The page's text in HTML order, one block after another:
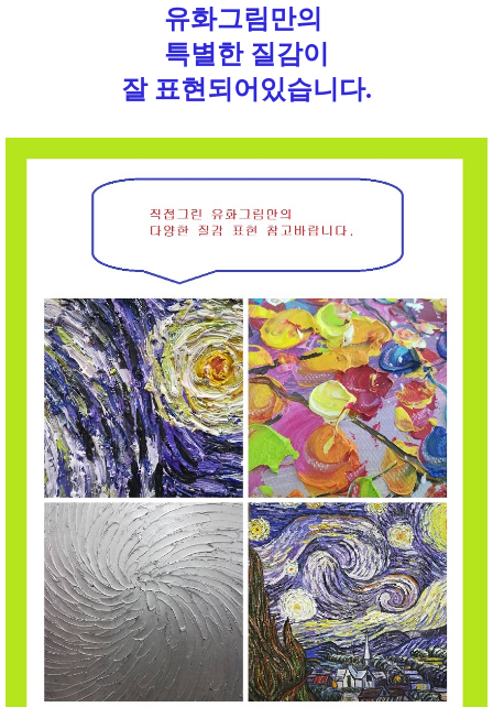
유화그림만의
특별한 질감이
잘 표현되어있습니다.